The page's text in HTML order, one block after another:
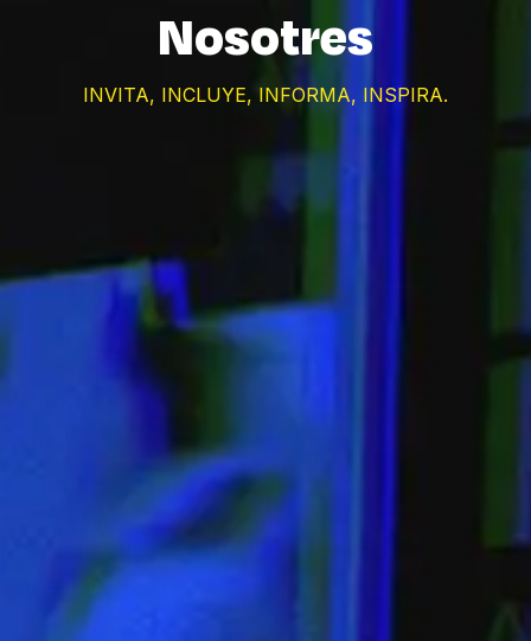
Nosotres
INVITA, INCLUYE, INFORMA, INSPIRA.